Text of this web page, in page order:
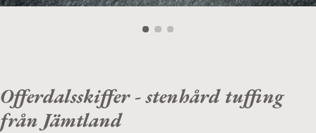
Offerdalsskiffer - stenhård tuffing
från Jämtland